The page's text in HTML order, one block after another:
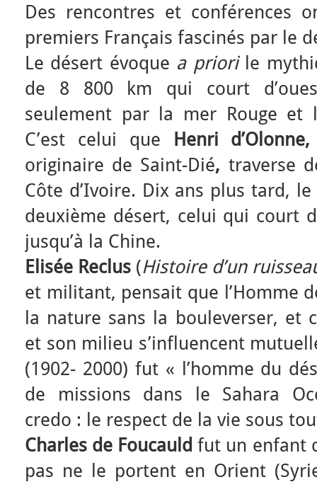
Des rencontres et conférences
premiers Français fascinés par le
Le désert évoque a priorile
de 8 800 km qui court
seulement par la mer Rouge et
C’est celui que
Henri
originaire de Saint-Dié, traverse
Côte d’Ivoire. Dix ans plus tard,
deuxième désert, celui qui court
jusqu’à la Chine.
Elisée Reclus (Histoire d’un
et militant, pensait que l’Homme
la nature sans la bouleverser, et
et son milieu s’influencent
(1902- 2000) fut « l’homme du
de missions dans le Sahara
credo : le respect de la vie sous
Charles de Foucauld fut un enfant
pas ne le portent en Orient